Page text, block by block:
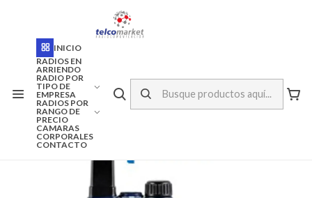
INICIO
RADIOS EN
ARRIENDO
RADIO POR
TIPO DE
EMPRESA
RADIOS POR
RANGO DE
PRECIO
CAMARAS
CORPORALES
CONTACTO
ENVÍO A TODO CHILE
Inicio
Arriendo
ARRIENDO RADIO PORTATIL 4G TH-288 CON COBERTURA
NACIONAL